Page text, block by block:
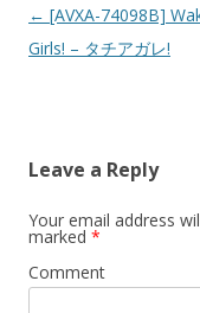
Post navigation
← [AVXA-74098B]
Girls! – タチアガレ!
Leave a Reply
Your email address
marked *
Comment